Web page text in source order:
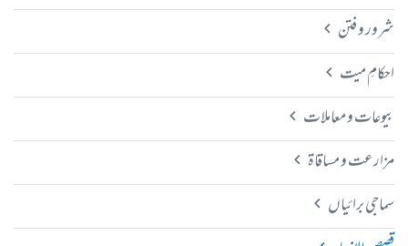
شرور و فتن
احکامِ میت
بیوعات و معاملات
مزارعت و مساقاۃ
سماجی برائیاں